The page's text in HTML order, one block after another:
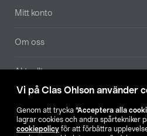
Vi på Clas Ohlson använder
Genom att trycka ”Acceptera alla
lagrar cookies och andra spårtekniker
cookiepolicy för att förbättra
Mitt konto
Om oss
Aktuellt
Hitta